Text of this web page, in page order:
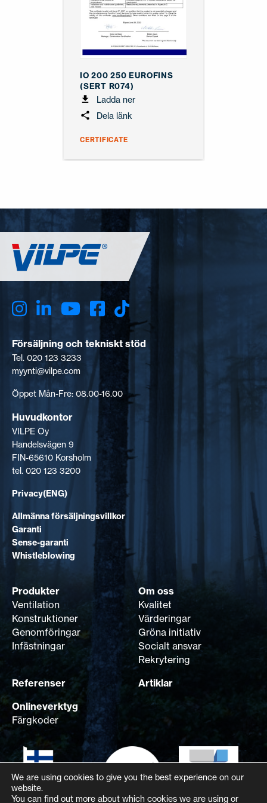
IO 200 250 EUROFINS
(SERT R074)
Ladda ner
Dela länk
CERTIFICATE
Försäljning och tekniskt stöd
Tel. 020 123 3233
myynti@vilpe.com
Öppet Mån-Fre: 08.00-16.00
Huvudkontor
VILPE Oy
Handelsvägen 9
FIN-65610 Korsholm
tel. 020 123 3200
Privacy(ENG)
Allmänna försäljningsvillkor
Garanti
Sense-garanti
Whistleblowing
Produkter
Ventilation
Konstruktioner
Genomföringar
Infästningar
Om oss
Kvalitet
Värderingar
Gröna initiativ
Socialt ansvar
Rekrytering
Referenser
Artiklar
Onlineverktyg
Färgkoder
We are using cookies to give you the best experience on our
website.
You can find out more about which cookies we are using or